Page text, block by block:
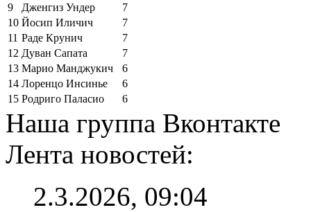
9
Дженгиз Ундер
7
10 Йосип Иличич
7
11 Раде Крунич
7
12 Дуван Сапата
7
13 Марио Манджукич
6
14 Лоренцо Инсинье
6
15 Родриго Паласио 6
Наша группа Вконтакте
Лента новостей:
2.3.2026, 09:04